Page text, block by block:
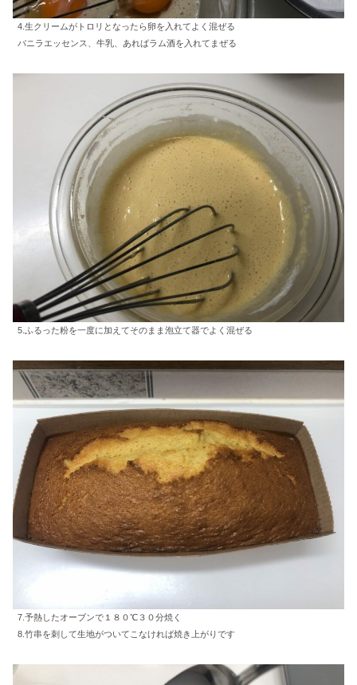
4.生クリームがトロリとなったら卵を入れてよく混ぜる
バニラエッセンス、牛乳、あればラム酒を入れてまぜる
5.ふるった粉を一度に加えてそのまま泡立て器でよく混ぜる
7.予熱したオーブンで１８０℃３０分焼く
8.竹串を刺して生地がついてこなければ焼き上がりです